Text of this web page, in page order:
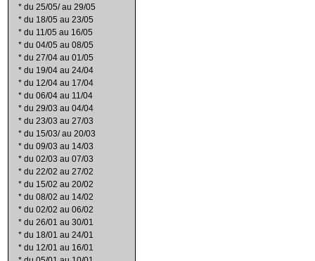
* du 25/05/ au 29/05
* du 18/05 au 23/05
* du 11/05 au 16/05
* du 04/05 au 08/05
* du 27/04 au 01/05
* du 19/04 au 24/04
* du 12/04 au 17/04
* du 06/04 au 11/04
* du 29/03 au 04/04
* du 23/03 au 27/03
* du 15/03/ au 20/03
* du 09/03 au 14/03
* du 02/03 au 07/03
* du 22/02 au 27/02
* du 15/02 au 20/02
* du 08/02 au 14/02
* du 02/02 au 06/02
* du 26/01 au 30/01
* du 18/01 au 24/01
* du 12/01 au 16/01